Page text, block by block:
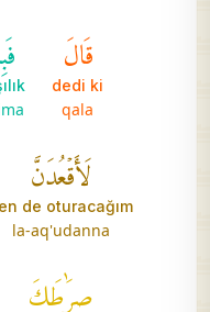
قَالَ
dedi ki
qala
لَأَقۡعُدَنَّ
de oturacağım
la-aq'udanna
صِرَٰطَكَ